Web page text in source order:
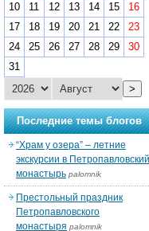
10
11 12 13 14 15
16
17
18 19 20 21 22
23
24
25 26 27 28 29
30
31
>
Последние темы блогов
“Храм у озера” – летние
экскурсии в Петропавловский
монастырь palomnik
Престольный праздник
Петропавловского
монастыря palomnik